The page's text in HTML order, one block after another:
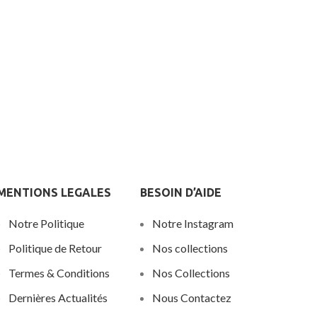
LEGALES
Notre Politique
Politique de Retour
Termes & Conditions
Dernières Actualités
BESOIN D’AIDE
Notre Instagram
Nos collections
Nos Collections
Nous Contactez